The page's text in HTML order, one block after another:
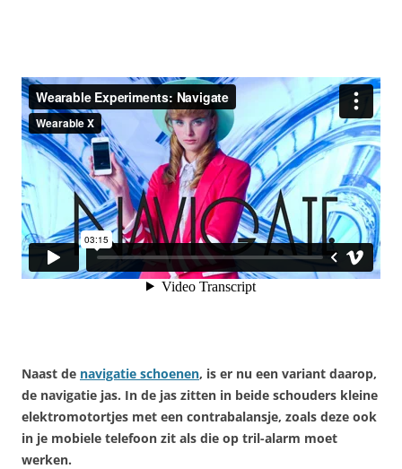
Naast de navigatie schoenen, is er nu een variant daarop,
de navigatie jas. In de jas zitten in beide schouders kleine
elektromotortjes met een contrabalansje, zoals deze ook
in je mobiele telefoon zit als die op tril-alarm moet
werken.